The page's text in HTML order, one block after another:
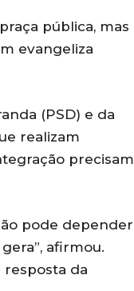
pública, mas
evangeliza
(PSD) e da
realizam
precisam
pode depender
afirmou.
resposta da